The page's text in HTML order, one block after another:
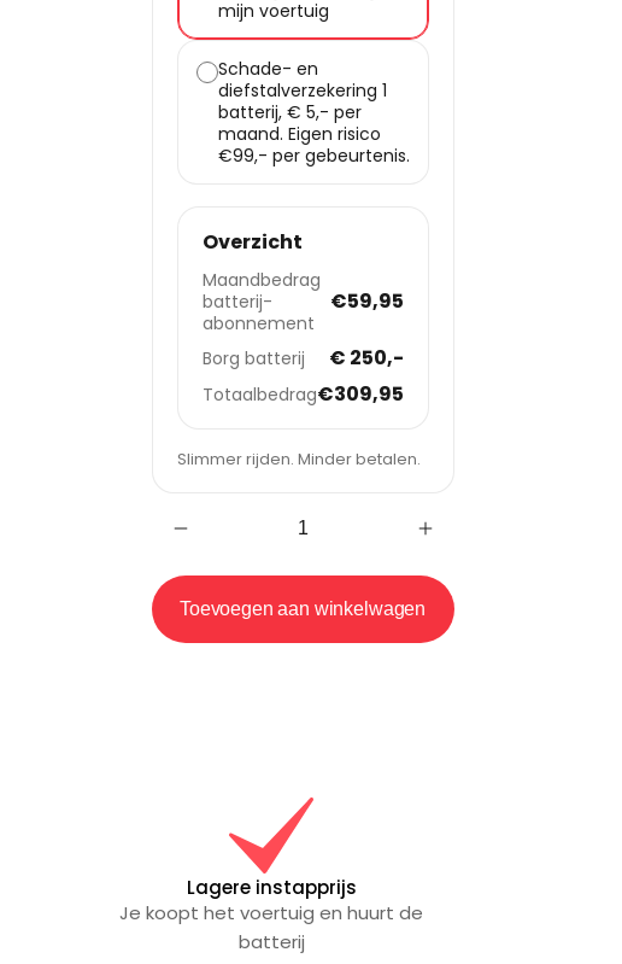
mijn voertuig
Schade- en
diefstalverzekering 1
batterij, € 5,- per
maand. Eigen risico
€99,- per gebeurtenis.
Overzicht
Maandbedrag
batterij-
abonnement
€59,95
Borg batterij € 250,-
Totaalbedrag€309,95
Slimmer rijden. Minder betalen.
Toevoegen aan winkelwagen
Lagere instapprijs
Je koopt het voertuig en huurt de
batterij